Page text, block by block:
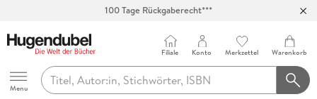
100 Tage Rückgaberecht***
Hugendubel
Menu
Filiale Konto Merkzettel Warenkorb